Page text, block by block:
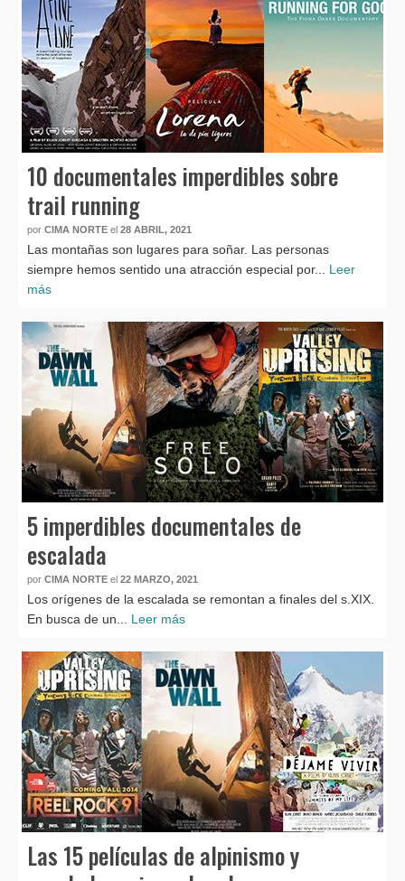
10 documentales imperdibles sobre
trail running
por CIMA NORTE el 28 ABRIL, 2021
Las montañas son lugares para soñar. Las personas
siempre hemos sentido una atracción especial por... Leer
más
5 imperdibles documentales de
escalada
por CIMA NORTE el 22 MARZO, 2021
Los orígenes de la escalada se remontan a finales del s.XIX.
En busca de un... Leer más
Las 15 películas de alpinismo y